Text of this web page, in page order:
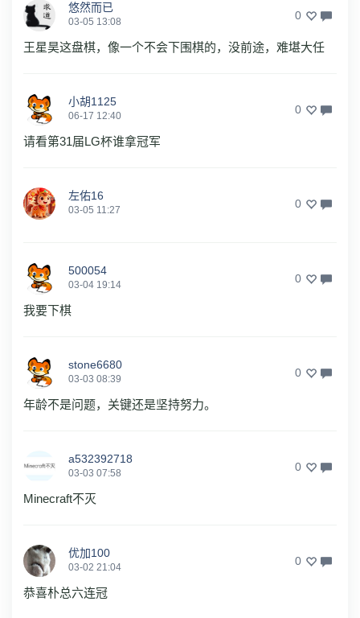
悠然而已
03-05 13:08 0
王星昊这盘棋，像一个不会下围棋的，没前途，难堪大任
小胡1125
06-17 12:40 0
请看第31届LG杯谁拿冠军
左佑16
03-05 11:27 0
500054
03-04 19:14 0
我要下棋
stone6680
03-03 08:39 0
年龄不是问题，关键还是坚持努力。
a532392718
03-03 07:58 0
Minecraft不灭
优加100
03-02 21:04 0
恭喜朴总六连冠